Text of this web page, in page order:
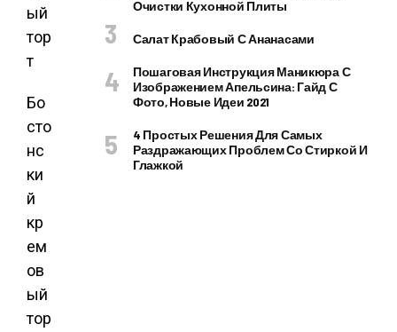
Бо
сто
нс
ки
й
кр
ем
ов
ый
тор
Очистки Кухонной Плиты
Салат Крабовый С Ананасами
Пошаговая Инструкция Маникюра С
Изображением Апельсина: Гайд С
Фото, Новые Идеи 2021
4 Простых Решения Для Самых
Раздражающих Проблем Со Стиркой И
Глажкой